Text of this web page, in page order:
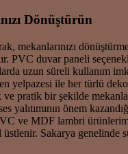
Dönüştürün
mekanlarınızı
PVC duvar paneli
uzun süreli kullanım
yelpazesi ile her türlü
pratik bir şekilde
yalıtımının önem
ve MDF lambri
Sakarya